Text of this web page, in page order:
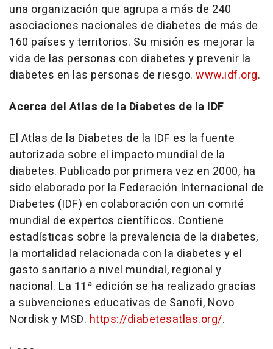
una organización que agrupa a más de 240
asociaciones nacionales de diabetes de más de
160 países y territorios. Su misión es mejorar la
vida de las personas con diabetes y prevenir la
diabetes en las personas de riesgo. www.idf.org.
Acerca del Atlas de la Diabetes de la IDF
El Atlas de la Diabetes de la IDF es la fuente
autorizada sobre el impacto mundial de la
diabetes. Publicado por primera vez en 2000, ha
sido elaborado por la Federación Internacional de
Diabetes (IDF) en colaboración con un comité
mundial de expertos científicos. Contiene
estadísticas sobre la prevalencia de la diabetes,
la mortalidad relacionada con la diabetes y el
gasto sanitario a nivel mundial, regional y
nacional. La 11ª edición se ha realizado gracias
a subvenciones educativas de Sanofi, Novo
Nordisk y MSD. https://diabetesatlas.org/.